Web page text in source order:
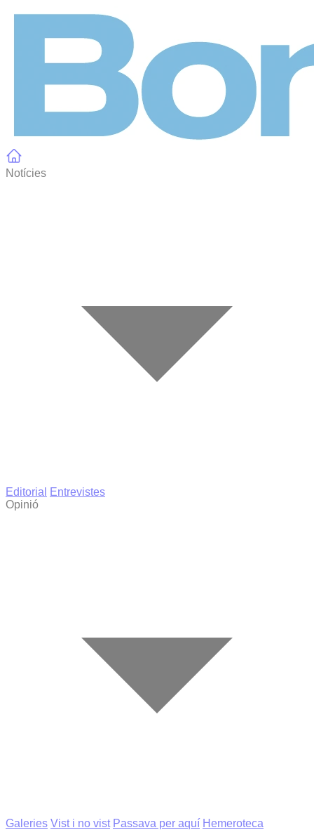
Notícies
Editorial
Entrevistes
Opinió
Galeries Vist i no vist Passava per aquí Hemeroteca